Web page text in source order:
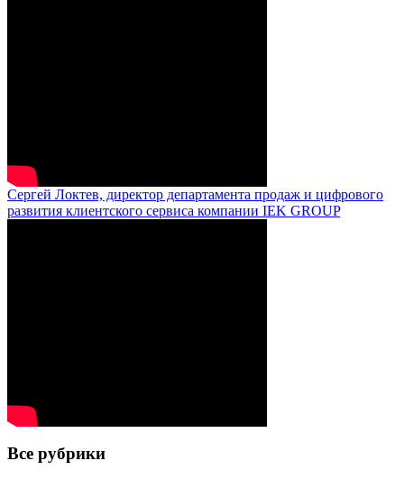
Сергей Локтев, директор департамента продаж и цифрового
развития клиентского сервиса компании IEK GROUP
Все рубрики